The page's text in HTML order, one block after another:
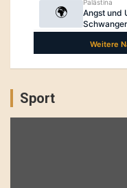
Sport